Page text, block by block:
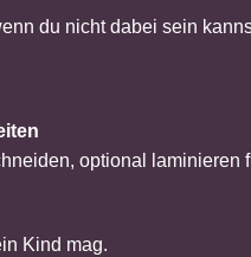
du nicht dabei sein
optional laminieren
Kind mag.